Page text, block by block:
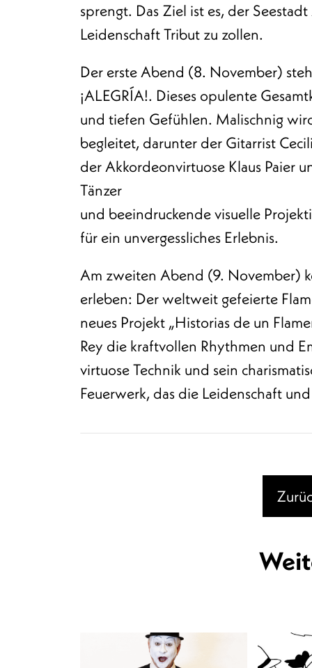
sprengt. Das Ziel ist es, der
Leidenschaft Tribut zu zollen.
Der erste Abend (8. November)
¡ALEGRÍA!. Dieses opulente
und tiefen Gefühlen. Malischnig
begleitet, darunter der Gitarrist
der Akkordeonvirtuose Klaus Paier
Tänzer
und beeindruckende visuelle
für ein unvergessliches Erlebnis.
Am zweiten Abend (9. November)
erleben: Der weltweit gefeierte
neues Projekt „Historias de un
Rey die kraftvollen Rhythmen und
virtuose Technik und sein
Feuerwerk, das die Leidenschaft